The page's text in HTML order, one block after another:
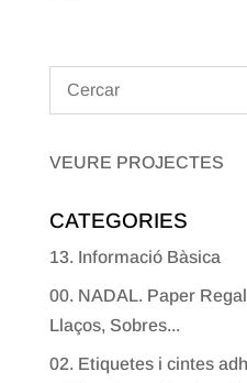
VEURE PROJECTES
CATEGORIES
13. Informació Bàsica
00. NADAL. Paper
Llaços, Sobres...
02. Etiquetes i cintes